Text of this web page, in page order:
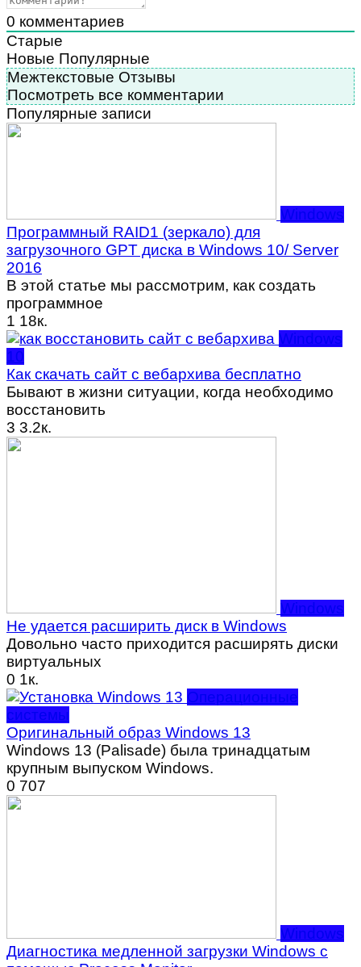
0 комментариев
Старые
Новые Популярные
Межтекстовые Отзывы
Посмотреть все комментарии
Популярные записи
Windows
Программный RAID1 (зеркало) для
загрузочного GPT диска в Windows 10/ Server
2016
В этой статье мы рассмотрим, как создать
программное
1 18к.
Windows
10
Как скачать сайт с вебархива бесплатно
Бывают в жизни ситуации, когда необходимо
восстановить
3 3.2к.
Windows
Не удается расширить диск в Windows
Довольно часто приходится расширять диски
виртуальных
0 1к.
Операционные
системы
Оригинальный образ Windows 13
Windows 13 (Palisade) была тринадцатым
крупным выпуском Windows.
0 707
Windows
Диагностика медленной загрузки Windows с